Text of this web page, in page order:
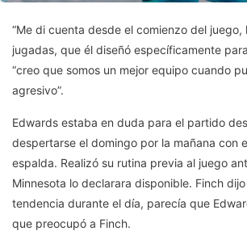
“Me di cuenta desde el comienzo del juego,
jugadas, que él diseñó específicamente
“creo que somos un mejor equipo cuando
agresivo”.
Edwards estaba en duda para el partido
despertarse el domingo por la mañana con
espalda. Realizó su rutina previa al juego
Minnesota lo declarara disponible. Finch
tendencia durante el día, parecía que
que preocupó a Finch.